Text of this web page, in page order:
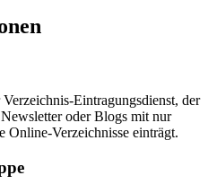
Eintragungsdienst, der
oder Blogs mit nur
Online-Verzeichnisse einträgt.